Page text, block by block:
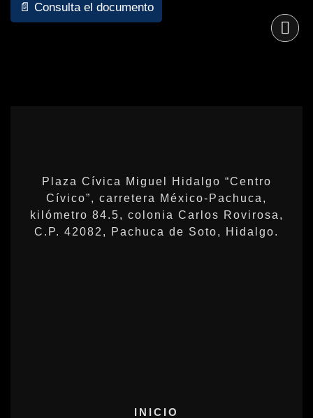
📄 Consulta el documento
Plaza Cívica Miguel Hidalgo “Centro
Cívico”, carretera México-Pachuca,
kilómetro 84.5, colonia Carlos Rovirosa,
C.P. 42082, Pachuca de Soto, Hidalgo.
INICIO